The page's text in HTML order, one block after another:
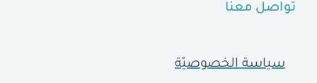
تواصل معنا
سياسة الخصوصيّة